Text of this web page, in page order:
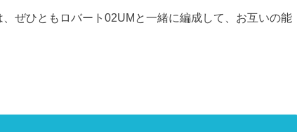
ぜひともロバート02UMと一緒に編成して、お互いの能